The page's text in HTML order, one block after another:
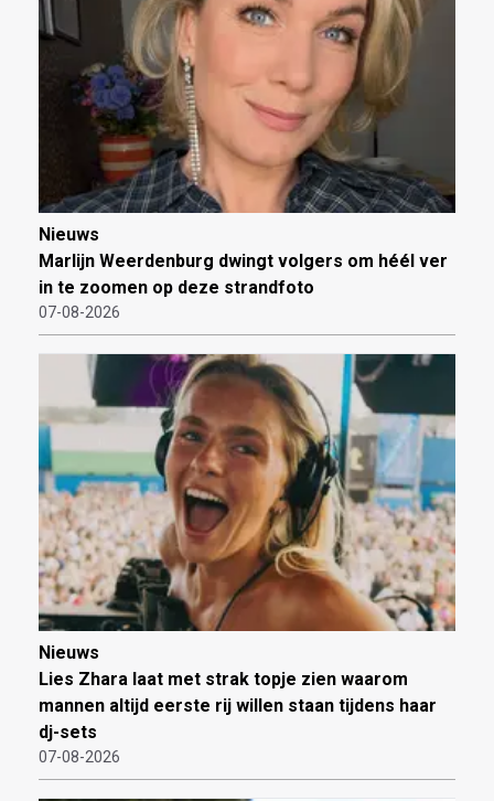
Nieuws
Marlijn Weerdenburg dwingt volgers om héél ver
in te zoomen op deze strandfoto
07-08-2026
Nieuws
Lies Zhara laat met strak topje zien waarom
mannen altijd eerste rij willen staan tijdens haar
dj-sets
07-08-2026